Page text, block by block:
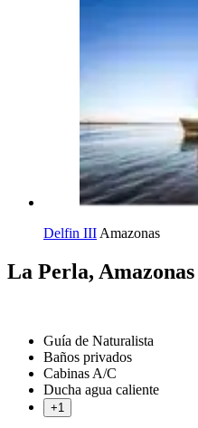
Delfin III Amazonas
La Perla, Amazonas
Guía de Naturalista
Baños privados
Cabinas A/C
Ducha agua caliente
+1